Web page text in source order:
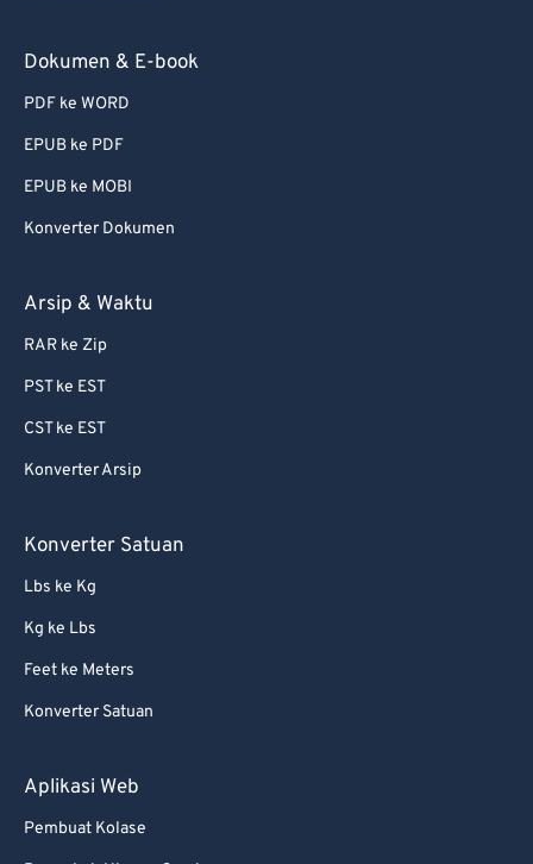
Dokumen & E-book
PDF ke WORD
EPUB ke PDF
EPUB ke MOBI
Konverter Dokumen
Arsip & Waktu
RAR ke Zip
PST ke EST
CST ke EST
Konverter Arsip
Konverter Satuan
Lbs ke Kg
Kg ke Lbs
Feet ke Meters
Konverter Satuan
Aplikasi Web
Pembuat Kolase